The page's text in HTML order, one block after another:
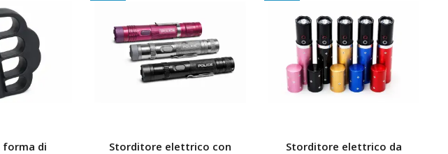
forma di
Storditore elettrico con
Storditore elettrico da